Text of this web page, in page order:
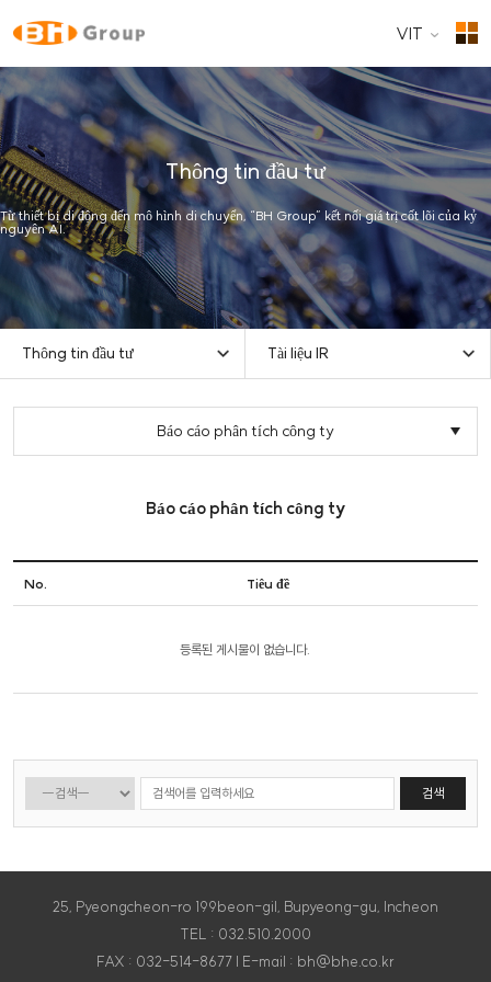
VIT
Thông tin đầu tư
Từ thiết bị di động đến mô hình di chuyển, “BH Group” kết nối giá trị cốt lõi của kỷ
nguyên AI.
Thông tin đầu tư Tài liệu IR
Báo cáo phân tích công ty
Báo cáo phân tích công ty
No. Tiêu đề
등록된 게시물이 없습니다.
검색
25, Pyeongcheon-ro 199beon-gil, Bupyeong-gu, Incheon
TEL : 032.510.2000
FAX : 032-514-8677 | E-mail : bh@bhe.co.kr